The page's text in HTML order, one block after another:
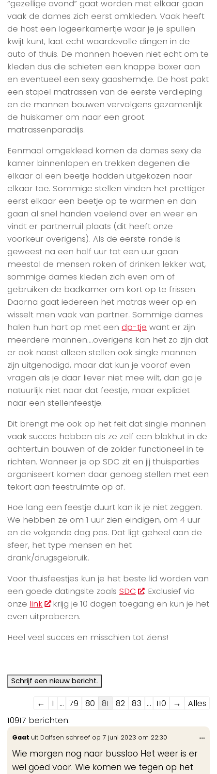
“gezellige avond” gaat worden met elkaar gaan
vaak de dames zich eerst omkleden. Vaak heeft
de host een logeerkamertje waar je je spullen
kwijt kunt, laat echt waardevolle dingen in de
auto of thuis. De mannen hoeven niet echt om te
kleden dus die schieten een knappe boxer aan
en eventueel een sexy gaashemdje. De host pakt
een stapel matrassen van de eerste verdieping
en de mannen bouwen vervolgens gezamenlijk
de huiskamer om naar een groot
matrassenparadijs.
Eenmaal omgekleed komen de dames sexy de
kamer binnenlopen en trekken degenen die
elkaar al een beetje hadden uitgekozen naar
elkaar toe. Sommige stellen vinden het prettiger
eerst elkaar een beetje op te warmen en dan
gaan al snel handen voelend over en weer en
vindt er partnerruil plaats (dit heeft onze
voorkeur overigens). Als de eerste ronde is
geweest na een half uur tot een uur gaan
meestal de mensen roken of drinken lekker wat,
sommige dames kleden zich even om of
gebruiken de badkamer om kort op te frissen.
Daarna gaat iedereen het matras weer op en
wisselt men vaak van partner. Sommige dames
halen hun hart op met een dp-tje want er zijn
meerdere mannen….overigens kan het zo zijn dat
er ook naast alleen stellen ook single mannen
zijn uitgenodigd, maar dat kun je vooraf even
vragen als je daar liever niet mee wilt, dan ga je
natuurlijk niet naar dat feestje, maar expliciet
naar een stellenfeestje.
Dit brengt me ook op het feit dat single mannen
vaak succes hebben als ze zelf een blokhut in de
achtertuin bouwen of de zolder functioneel in te
richten. Wanneer je op SDC zit en jij thuisparties
organiseert komen daar genoeg stellen met een
tekort aan feestruimte op af.
Hoe lang een feestje duurt kan ik je niet zeggen.
We hebben ze om 1 uur zien eindigen, om 4 uur
en de volgende dag pas. Dat ligt geheel aan de
sfeer, het type mensen en het
drank/drugsgebruik.
Voor thuisfeestjes kun je het beste lid worden van
een goede datingsite zoals SDC
. Exclusief via
onze link
krijg je 10 dagen toegang en kun je het
even uitproberen.
Heel veel succes en misschien tot ziens!
Navigatie
door
de
gastenboek-
lijst
← 1 ... 79 80 81 82 83 ... 110 →
Alles
10917 berichten.
Gaat uit Dalfsen schreef op 7 juni 2023 om 22:30
Wie morgen nog naar bussloo Het weer is er
wel goed voor. Wie komen we tegen op het
...